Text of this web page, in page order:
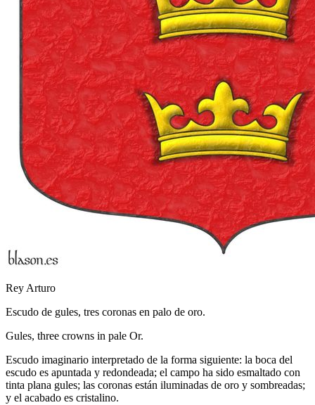
Rey Arturo
Escudo de gules, tres coronas en palo de oro.
Gules, three crowns in pale Or.
Escudo imaginario interpretado de la forma siguiente: la boca del
escudo es apuntada y redondeada; el campo ha sido esmaltado con
tinta plana gules; las coronas están iluminadas de oro y sombreadas;
y el acabado es cristalino.